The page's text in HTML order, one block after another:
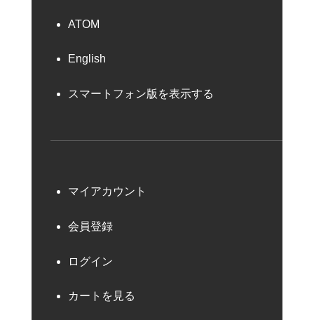
ATOM
English
スマートフォン版を表示する
マイアカウント
会員登録
ログイン
カートを見る